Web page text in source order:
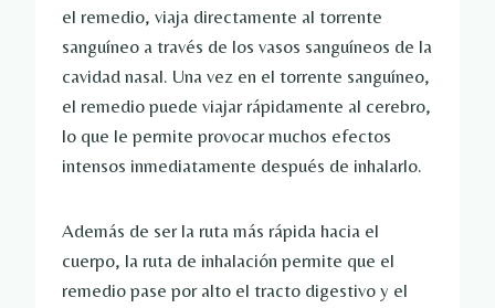
el remedio, viaja directamente al torrente
sanguíneo a través de los vasos sanguíneos de la
cavidad nasal. Una vez en el torrente sanguíneo,
el remedio puede viajar rápidamente al cerebro,
lo que le permite provocar muchos efectos
intensos inmediatamente después de inhalarlo.
Además de ser la ruta más rápida hacia el
cuerpo, la ruta de inhalación permite que el
remedio pase por alto el tracto digestivo y el